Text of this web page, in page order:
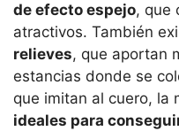
de efecto espejo, que
atractivos. También
relieves, que aportan
estancias donde se
que imitan al cuero, la
ideales para